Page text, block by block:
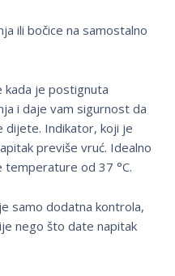
ili bočice na samostalno
je postignuta
i daje vam sigurnost da
dijete. Indikator, koji je
previše vruć. Idealno
temperature od 37 °C.
samo dodatna kontrola,
nego što date napitak